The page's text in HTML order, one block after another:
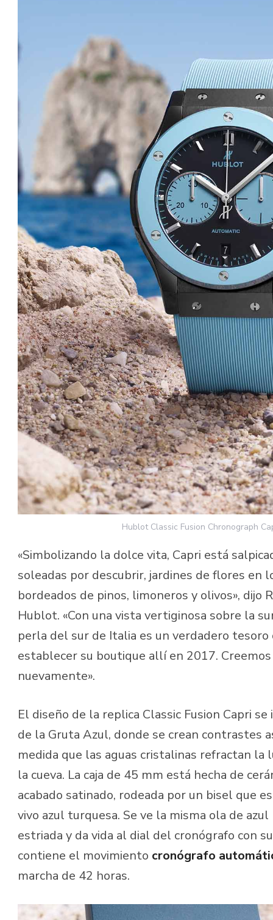
Hublot Classic Fusion Chronograph
«Simbolizando la dolce vita, Capri está
soleadas por descubrir, jardines de flores en
bordeados de pinos, limoneros y olivos», dijo
Hublot. «Con una vista vertiginosa sobre la
perla del sur de Italia es un verdadero
establecer su boutique allí en 2017.
nuevamente».
El diseño de la replica Classic Fusion Capri
de la Gruta Azul, donde se crean contrastes
medida que las aguas cristalinas refractan la
la cueva. La caja de 45 mm está hecha de
acabado satinado, rodeada por un bisel que
vivo azul turquesa. Se ve la misma ola de
estriada y da vida al dial del cronógrafo con
contiene el movimiento cronógrafo
marcha de 42 horas.